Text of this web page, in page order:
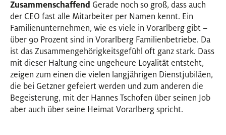
Zusammenschaffend Gerade noch so groß, dass auch
der CEO fast alle Mitarbeiter per Namen kennt. Ein
Familienunternehmen, wie es viele in Vorarlberg gibt –
über 90 Prozent sind in Vorarlberg Familienbetriebe. Da
ist das Zusammengehörigkeitsgefühl oft ganz stark. Dass
mit dieser Haltung eine ungeheure Loyalität entsteht,
zeigen zum einen die vielen langjährigen Dienstjubiläen,
die bei Getzner gefeiert werden und zum anderen die
Begeisterung, mit der Hannes Tschofen über seinen Job
aber auch über seine Heimat Vorarlberg spricht.